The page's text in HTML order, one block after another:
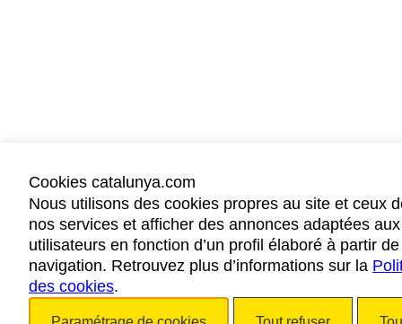
Cookies catalunya.com
Nous utilisons des cookies propres au site et ceux
nos services et afficher des annonces adaptées
utilisateurs en fonction d’un profil élaboré à partir
navigation. Retrouvez plus d’informations sur la
des cookies.